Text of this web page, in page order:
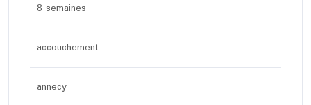
8 semaines
accouchement
annecy